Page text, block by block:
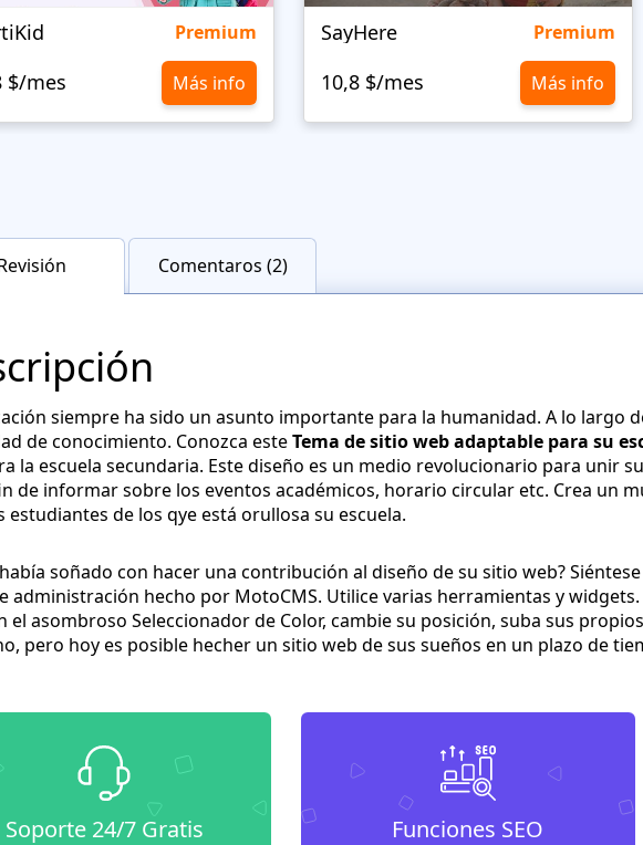
Premium
$/mes Más info
SayHere Premium
10,8 $/mes Más info
Comentaros (2)
siempre ha sido un asunto importante para la humanidad. A lo largo
de conocimiento. Conozca esteTema de sitio web adaptable para su
la escuela secundaria. Este diseño es un medio revolucionario para unir
de informar sobre los eventos académicos, horario circular etc. Crea un
estudiantes de los qye está orullosa su escuela.
soñado con hacer una contribución al diseño de su sitio web?
administración hecho por MotoCMS. Utilice varias herramientas y
el asombroso Seleccionador de Color, cambie su posición, suba sus
pero hoy es posible hecher un sitio web de sus sueños en un plazo de
Soporte 24/7 Gratis Funciones SEO